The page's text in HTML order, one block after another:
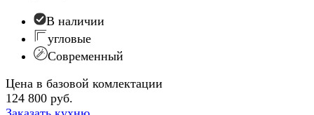
В наличии
угловые
Современный
Цена в базовой комлектации
124 800 руб.